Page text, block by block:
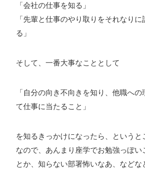
「会社の仕事を知る」
「先輩と仕事のやり取りをそれなり
る」
そして、一番大事なこととして
「自分の向き不向きを知り、他職へ
て仕事に当たること」
を知るきっかけになったら、というと
なので、あんまり座学でお勉強っぽい
とか、知らない部署怖いなあ、などな